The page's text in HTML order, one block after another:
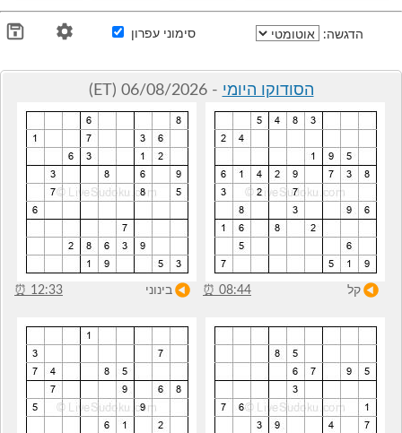
הדגשה: סימוני עפרון
הסודוקו היומי- 06/08/2026 (ET)
קל 08:44
⏰ בינוני 12:33
⏰